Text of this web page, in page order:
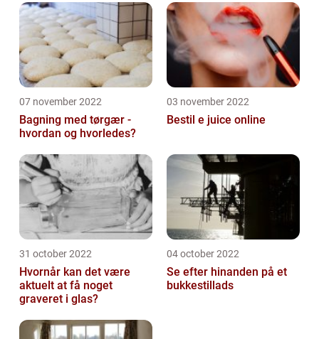
07 november 2022
Bagning med tørgær -
hvordan og hvorledes?
03 november 2022
Bestil e juice online
31 october 2022
Hvornår kan det være
aktuelt at få noget
graveret i glas?
04 october 2022
Se efter hinanden på et
bukkestillads